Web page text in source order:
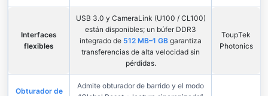
Interfaces
flexibles
USB 3.0 y CameraLink (U100 / CL100)
están disponibles; un búfer DDR3
integrado de 512 MB–1 GB garantiza
transferencias de alta velocidad sin
pérdidas.
ToupTek
Photonics
Obturador de
Admite obturador de barrido y el modo